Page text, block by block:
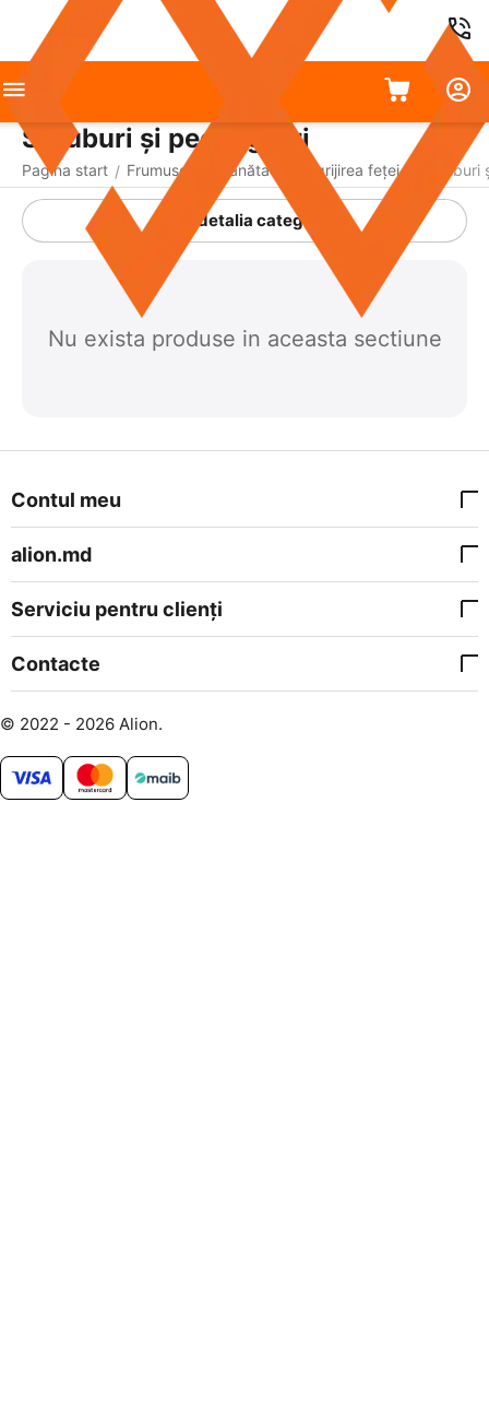
Scruburi și peeling-uri
Pagina start / Frumusețe și sănătate Îngrijirea feței
A detalia categoria
Nu exista produse in aceasta sectiune
Contul meu
alion.md
Serviciu pentru clienți
Contacte
© 2022 - 2026 Alion.